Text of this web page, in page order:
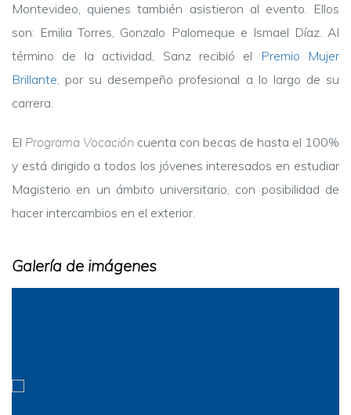
Montevideo, quienes también asistieron al evento. Ellos
son: Emilia Torres, Gonzalo Palomeque e Ismael Díaz. Al
término de la actividad, Sanz recibió el
Premio Mujer
Brillante, por su desempeño profesional a lo largo de su
carrera.
El Programa Vocación cuenta con becas de hasta el 100%
y está dirigido a todos los jóvenes interesados en estudiar
Magisterio en un ámbito universitario, con posibilidad de
hacer intercambios en el exterior.
Galería de imágenes